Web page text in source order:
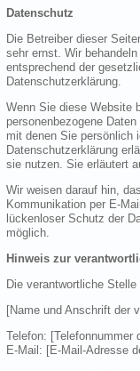
Datenschutz
Die Betreiber dieser
sehr ernst. Wir
entsprechend der
Datenschutzerklärung.
Wenn Sie diese Website
personenbezogene
mit denen Sie persönlich
Datenschutzerklärung
sie nutzen. Sie erläutert
Wir weisen darauf hin,
Kommunikation per E-
lückenloser Schutz der
möglich.
Hinweis zur
Die verantwortliche
[Name und Anschrift der
Telefon: [Telefonnummer
E-Mail: [E-Mail-Adresse